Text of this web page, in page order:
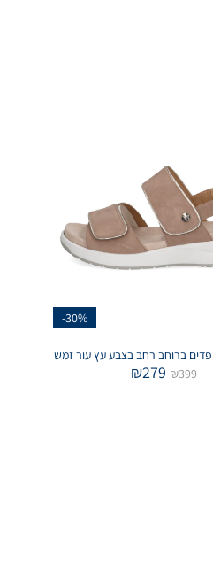
-30%
ברוחב רחב בצבע עץ עור זמש
₪399
₪279